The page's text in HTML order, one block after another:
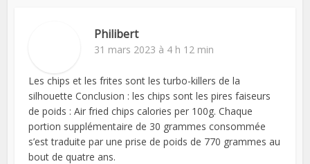
Philibert
31 mars 2023 à 4 h 12 min
Les chips et les frites sont les turbo-killers de la
silhouette Conclusion : les chips sont les pires faiseurs
de poids : Air fried chips calories per 100g. Chaque
portion supplémentaire de 30 grammes consommée
s’est traduite par une prise de poids de 770 grammes au
bout de quatre ans.